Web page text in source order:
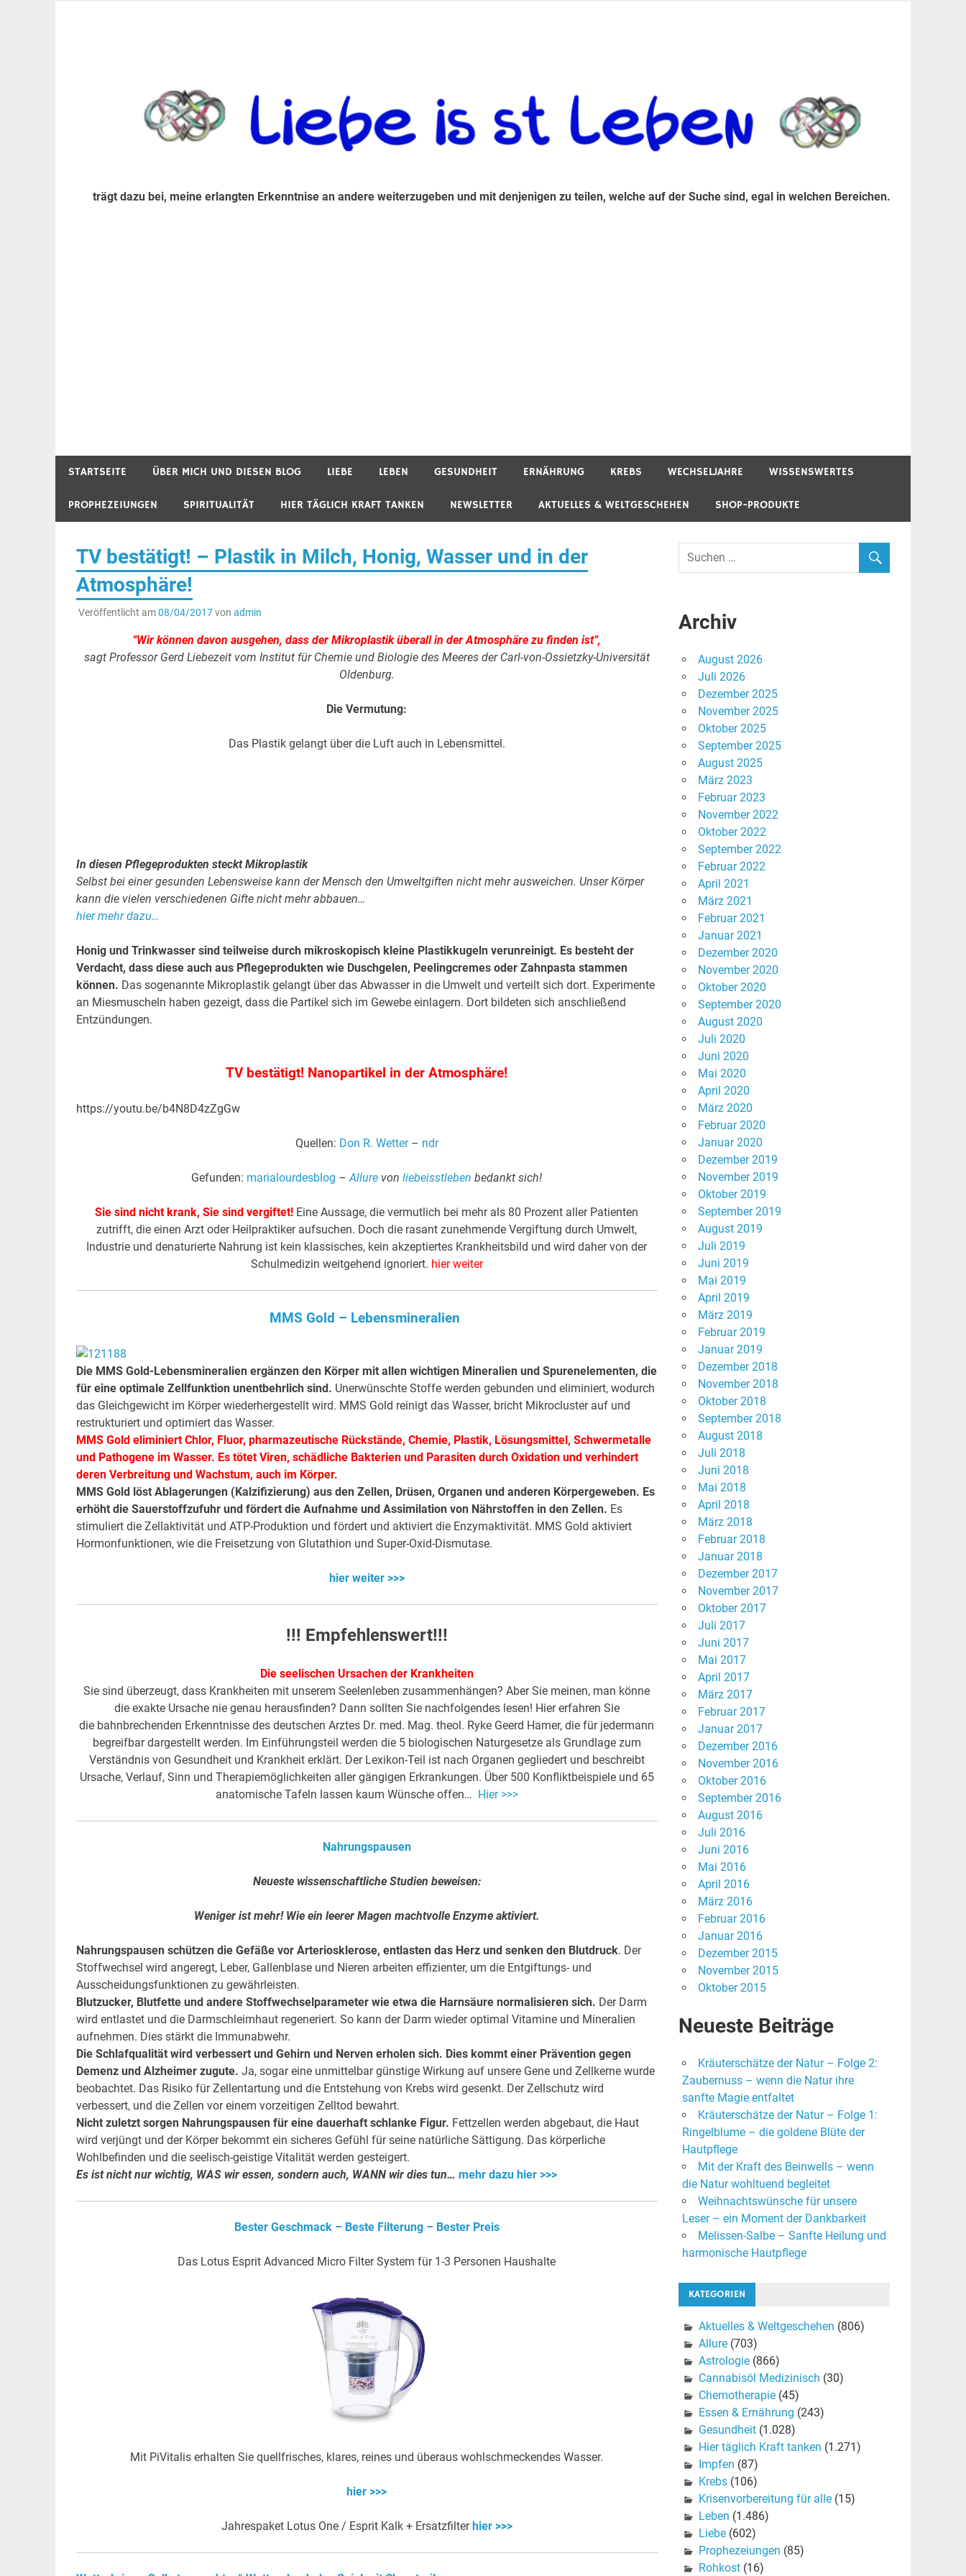
trägt dazu bei, meine erlangten Erkenntnise an andere weiterzugeben und mit denjenigen zu teilen, welche auf der Suche sind, egal in welchen Bereichen.
STARTSEITE ÜBER MICH UND DIESEN BLOG LIEBE LEBEN GESUNDHEIT ERNÄHRUNG KREBS WECHSELJAHRE WISSENSWERTES
PROPHEZEIUNGEN SPIRITUALITÄT HIER TÄGLICH KRAFT TANKEN NEWSLETTER AKTUELLES & WELTGESCHEHEN SHOP-PRODUKTE
TV bestätigt! – Plastik in Milch, Honig, Wasser und in der
Atmosphäre!
Veröffentlicht am08/04/2017von admin
“Wir können davon ausgehen, dass der Mikroplastik überall in der Atmosphäre zu finden ist”,
sagt Professor Gerd Liebezeit vom Institut für Chemie und Biologie des Meeres der Carl-von-Ossietzky-Universität
Oldenburg.
Die Vermutung:
Das Plastik gelangt über die Luft auch in Lebensmittel.
In diesen Pflegeprodukten steckt Mikroplastik
Selbst bei einer gesunden Lebensweise kann der Mensch den Umweltgiften nicht mehr ausweichen. Unser Körper
kann die vielen verschiedenen Gifte nicht mehr abbauen…
hier mehr dazu…
Honig und Trinkwasser sind teilweise durch mikroskopisch kleine Plastikkugeln verunreinigt. Es besteht der
Verdacht, dass diese auch aus Pflegeprodukten wie Duschgelen, Peelingcremes oder Zahnpasta stammen
können. Das sogenannte Mikroplastik gelangt über das Abwasser in die Umwelt und verteilt sich dort. Experimente
an Miesmuscheln haben gezeigt, dass die Partikel sich im Gewebe einlagern. Dort bildeten sich anschließend
Entzündungen.
TV bestätigt! Nanopartikel in der Atmosphäre!
https://youtu.be/b4N8D4zZgGw
Quellen: Don R. Wetter– ndr
Gefunden: marialourdesblog –Allure vonliebeisstlebenbedankt sich!
Sie sind nicht krank, Sie sind vergiftet! Eine Aussage, die vermutlich bei mehr als 80 Prozent aller Patienten
zutrifft, die einen Arzt oder Heilpraktiker aufsuchen. Doch die rasant zunehmende Vergiftung durch Umwelt,
Industrie und denaturierte Nahrung ist kein klassisches, kein akzeptiertes Krankheitsbild und wird daher von der
Schulmedizin weitgehend ignoriert. hier weiter
MMS Gold – Lebensmineralien
Die MMS Gold-Lebensmineralien ergänzen den Körper mit allen wichtigen Mineralien und Spurenelementen, die
für eine optimale Zellfunktion unentbehrlich sind. Unerwünschte Stoffe werden gebunden und eliminiert, wodurch
das Gleichgewicht im Körper wiederhergestellt wird. MMS Gold reinigt das Wasser, bricht Mikrocluster auf und
restrukturiert und optimiert das Wasser.
MMS Gold eliminiert Chlor, Fluor, pharmazeutische Rückstände, Chemie, Plastik, Lösungsmittel, Schwermetalle
und Pathogene im Wasser. Es tötet Viren, schädliche Bakterien und Parasiten durch Oxidation und verhindert
deren Verbreitung und Wachstum, auch im Körper.
MMS Gold löst Ablagerungen (Kalzifizierung) aus den Zellen, Drüsen, Organen und anderen Körpergeweben. Es
erhöht die Sauerstoffzufuhr und fördert die Aufnahme und Assimilation von Nährstoffen in den Zellen. Es
stimuliert die Zellaktivität und ATP-Produktion und fördert und aktiviert die Enzymaktivität. MMS Gold aktiviert
Hormonfunktionen, wie die Freisetzung von Glutathion und Super-Oxid-Dismutase.
hier weiter >>>
!!! Empfehlenswert!!!
Die seelischen Ursachen der Krankheiten
Sie sind überzeugt, dass Krankheiten mit unserem Seelenleben zusammenhängen? Aber Sie meinen, man könne
die exakte Ursache nie genau herausfinden? Dann sollten Sie nachfolgendes lesen! Hier erfahren Sie
die bahnbrechenden Erkenntnisse des deutschen Arztes Dr. med. Mag. theol. Ryke Geerd Hamer, die für jedermann
begreifbar dargestellt werden. Im Einführungsteil werden die 5 biologischen Naturgesetze als Grundlage zum
Verständnis von Gesundheit und Krankheit erklärt. Der Lexikon-Teil ist nach Organen gegliedert und beschreibt
Ursache, Verlauf, Sinn und Therapiemöglichkeiten aller gängigen Erkrankungen. Über 500 Konfliktbeispiele und 65
anatomische Tafeln lassen kaum Wünsche offen… Hier >>>
Nahrungspausen
Neueste wissenschaftliche Studien beweisen:
Weniger ist mehr! Wie ein leerer Magen machtvolle Enzyme aktiviert.
Nahrungspausen schützen die Gefäße vor Arteriosklerose, entlasten das Herz und senken den Blutdruck. Der
Stoffwechsel wird angeregt, Leber, Gallenblase und Nieren arbeiten effizienter, um die Entgiftungs- und
Ausscheidungsfunktionen zu gewährleisten.
Blutzucker, Blutfette und andere Stoffwechselparameter wie etwa die Harnsäure normalisieren sich. Der Darm
wird entlastet und die Darmschleimhaut regeneriert. So kann der Darm wieder optimal Vitamine und Mineralien
aufnehmen. Dies stärkt die Immunabwehr.
Die Schlafqualität wird verbessert und Gehirn und Nerven erholen sich. Dies kommt einer Prävention gegen
Demenz und Alzheimer zugute. Ja, sogar eine unmittelbar günstige Wirkung auf unsere Gene und Zellkerne wurde
beobachtet. Das Risiko für Zellentartung und die Entstehung von Krebs wird gesenkt. Der Zellschutz wird
verbessert, und die Zellen vor einem vorzeitigen Zelltod bewahrt.
Nicht zuletzt sorgen Nahrungspausen für eine dauerhaft schlanke Figur. Fettzellen werden abgebaut, die Haut
wird verjüngt und der Körper bekommt ein sicheres Gefühl für seine natürliche Sättigung. Das körperliche
Wohlbefinden und die seelisch-geistige Vitalität werden gesteigert.
Es ist nicht nur wichtig, WAS wir essen, sondern auch, WANN wir dies tun… mehr dazu hier >>>
Bester Geschmack – Beste Filterung – Bester Preis
Das Lotus Esprit Advanced Micro Filter System für 1-3 Personen Haushalte
Mit PiVitalis erhalten Sie quellfrisches, klares, reines und überaus wohlschmeckendes Wasser.
hier >>>
Jahrespaket Lotus One / Esprit Kalk + Ersatzfilterhier >>>
Archiv
August 2026
Juli 2026
Dezember 2025
November 2025
Oktober 2025
September 2025
August 2025
März 2023
Februar 2023
November 2022
Oktober 2022
September 2022
Februar 2022
April 2021
März 2021
Februar 2021
Januar 2021
Dezember 2020
November 2020
Oktober 2020
September 2020
August 2020
Juli 2020
Juni 2020
Mai 2020
April 2020
März 2020
Februar 2020
Januar 2020
Dezember 2019
November 2019
Oktober 2019
September 2019
August 2019
Juli 2019
Juni 2019
Mai 2019
April 2019
März 2019
Februar 2019
Januar 2019
Dezember 2018
November 2018
Oktober 2018
September 2018
August 2018
Juli 2018
Juni 2018
Mai 2018
April 2018
März 2018
Februar 2018
Januar 2018
Dezember 2017
November 2017
Oktober 2017
Juli 2017
Juni 2017
Mai 2017
April 2017
März 2017
Februar 2017
Januar 2017
Dezember 2016
November 2016
Oktober 2016
September 2016
August 2016
Juli 2016
Juni 2016
Mai 2016
April 2016
März 2016
Februar 2016
Januar 2016
Dezember 2015
November 2015
Oktober 2015
Neueste Beiträge
Kräuterschätze der Natur – Folge 2:
Zaubernuss – wenn die Natur ihre
sanfte Magie entfaltet
Kräuterschätze der Natur – Folge 1:
Ringelblume – die goldene Blüte der
Hautpflege
Mit der Kraft des Beinwells – wenn
die Natur wohltuend begleitet
Weihnachtswünsche für unsere
Leser – ein Moment der Dankbarkeit
Melissen-Salbe – Sanfte Heilung und
harmonische Hautpflege
KATEGORIEN
Aktuelles & Weltgeschehen (806)
Allure(703)
Astrologie(866)
Cannabisöl Medizinisch (30)
Chemotherapie(45)
Essen & Ernährung (243)
Gesundheit(1.028)
Hier täglich Kraft tanken (1.271)
Impfen (87)
Krebs(106)
Krisenvorbereitung für alle(15)
Leben (1.486)
Liebe(602)
Prophezeiungen (85)
Rohkost(16)